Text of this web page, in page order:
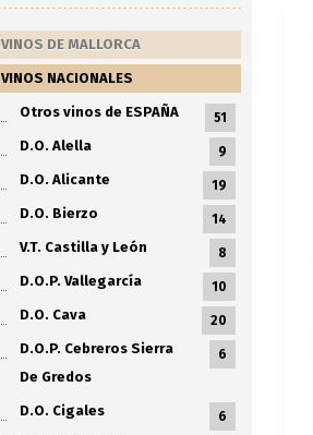
VINOS DE MALLORCA
VINOS NACIONALES
Otros vinos de ESPAÑA 51
D.O. Alella 9
D.O. Alicante 19
D.O. Bierzo 14
V.T. Castilla y León 8
D.O.P. Vallegarcía 10
D.O. Cava 20
D.O.P. Cebreros Sierra
De Gredos
6
D.O. Cigales 6